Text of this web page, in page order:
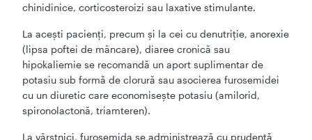
chinidinice, corticosteroizi sau laxative stimulante.
La aceşti pacienţi, precum şi la cei cu denutriţie, anorexie
(lipsa poftei de mâncare), diaree cronică sau
hipokaliemie se recomandă un aport suplimentar de
potasiu sub formă de clorură sau asocierea furosemidei
cu un diuretic care economiseşte potasiu (amilorid,
spironolactonă, triamteren).
La vârstnici, furosemida se administrează cu prudenţă